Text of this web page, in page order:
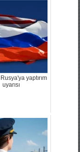
yaptırım
uyarısı